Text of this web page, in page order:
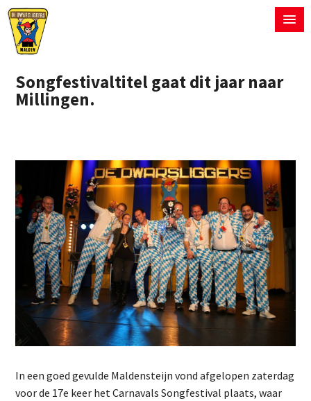
Songfestivaltitel gaat dit jaar naar
Millingen.
In een goed gevulde Maldensteijn vond afgelopen zaterdag
voor de 17e keer het Carnavals Songfestival plaats, waar